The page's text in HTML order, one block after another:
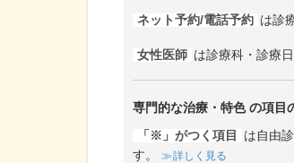
ネット予約/電話予約 は診
女性医師 は診療科・診療
専門的な治療・特色の項目
「※」がつく項目
は自由
す。
詳しく見る